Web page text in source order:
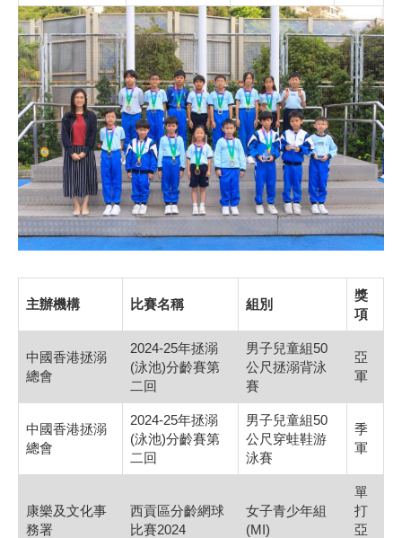
主辦機構 比賽名稱 組別
獎
項
中國香港拯溺
總會
2024-25年拯溺
(泳池)分齡賽第
二回
男子兒童組50
公尺拯溺背泳
賽
亞
軍
中國香港拯溺
總會
2024-25年拯溺
(泳池)分齡賽第
二回
男子兒童組50
公尺穿蛙鞋游
泳賽
季
軍
康樂及文化事
務署
西貢區分齡網球
比賽2024
女子青少年組
(MI)
單
打
亞